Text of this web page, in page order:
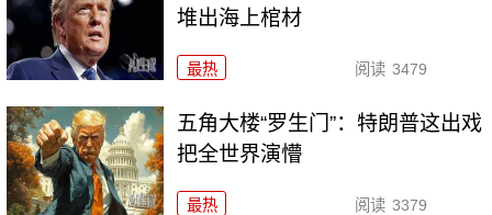
堆出海上棺材
最热 阅读 3479
五角大楼“罗生门”：特朗普这出戏
把全世界演懵
最热 阅读 3379